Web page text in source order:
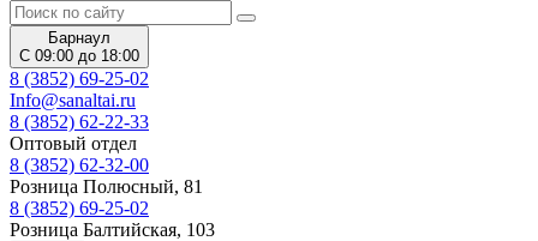
Барнаул
С 09:00 до 18:00
8 (3852) 69-25-02
Info@sanaltai.ru
8 (3852) 62-22-33
Оптовый отдел
8 (3852) 62-32-00
Розница Полюсный, 81
8 (3852) 69-25-02
Розница Балтийская, 103